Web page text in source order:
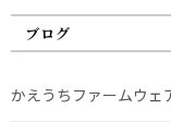
ブログ
かえうちファームウェ